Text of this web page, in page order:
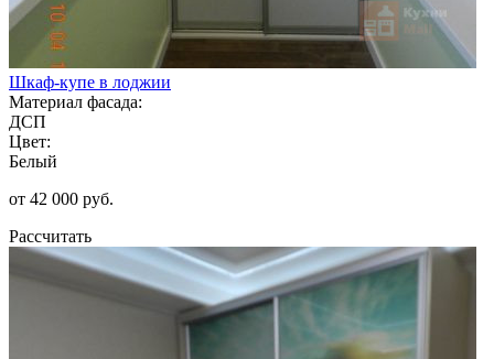
Шкаф-купе в лоджии
Материал фасада:
ДСП
Цвет:
Белый
от 42 000 руб.
Рассчитать